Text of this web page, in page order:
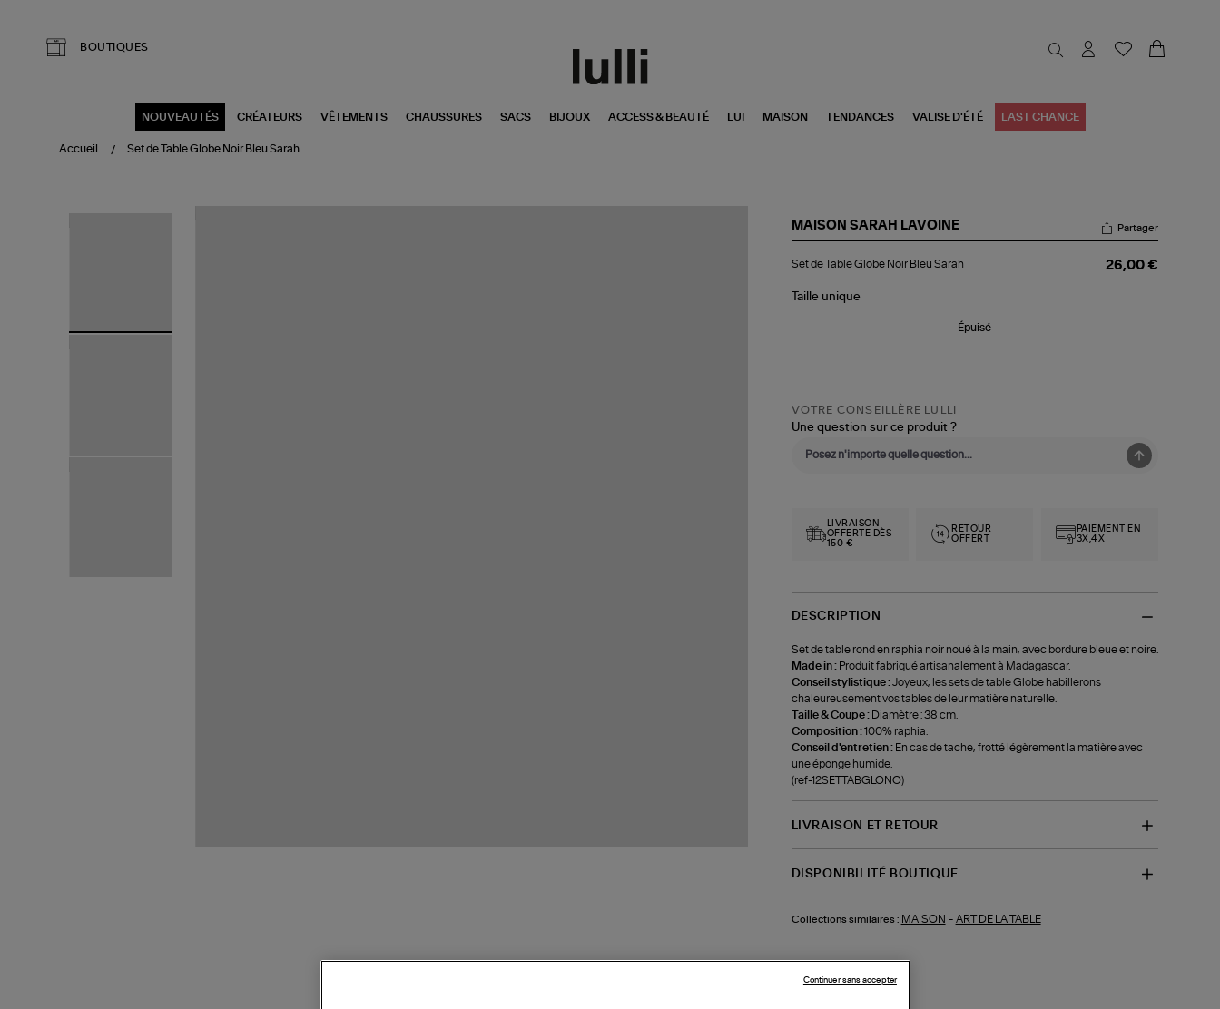
BOUTIQUES
NOUVEAUTÉS CRÉATEURS VÊTEMENTS CHAUSSURES SACS BIJOUX ACCESS & BEAUTÉ LUI MAISON TENDANCES VALISE D'ÉTÉ LAST CHANCE
Accueil Set de Table Globe Noir Bleu Sarah
MAISON SARAH LAVOINE
de
Globe
Partager
Set de Table Globe Noir Bleu Sarah 26,00 €
Taille unique
Épuisé
VOTRE CONSEILLÈRE LULLI
Une question sur ce produit ?
LIVRAISON
OFFERTE DÈS
150 €
RETOUR
OFFERT
PAIEMENT EN
3X,4X
DESCRIPTION
Set de table rond en raphia noir noué à la main, avec bordure bleue et noire.
Made in : Produit fabriqué artisanalement à Madagascar.
Conseil stylistique :Joyeux, les sets de table Globe habillerons
chaleureusement vos tables de leur matière naturelle.
Taille & Coupe : Diamètre : 38 cm.
Composition :100% raphia.
Conseil d'entretien : En cas de tache, frotté légèrement la matière avec
une éponge humide.
(ref-12SETTABGLONO)
LIVRAISON ET RETOUR
DISPONIBILITÉ BOUTIQUE
Collections similaires : MAISON - ART DE LA TABLE
Continuer sans accepter